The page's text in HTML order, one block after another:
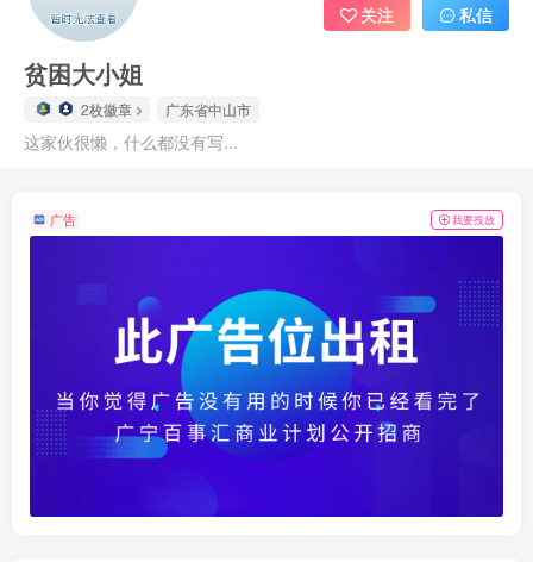
贫困大小姐
2枚徽章 广东省中山市
这家伙很懒，什么都没有写...
关注 私信
广告 我要投放